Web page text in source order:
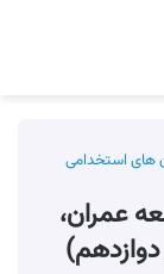
های استخدامی
عمران،